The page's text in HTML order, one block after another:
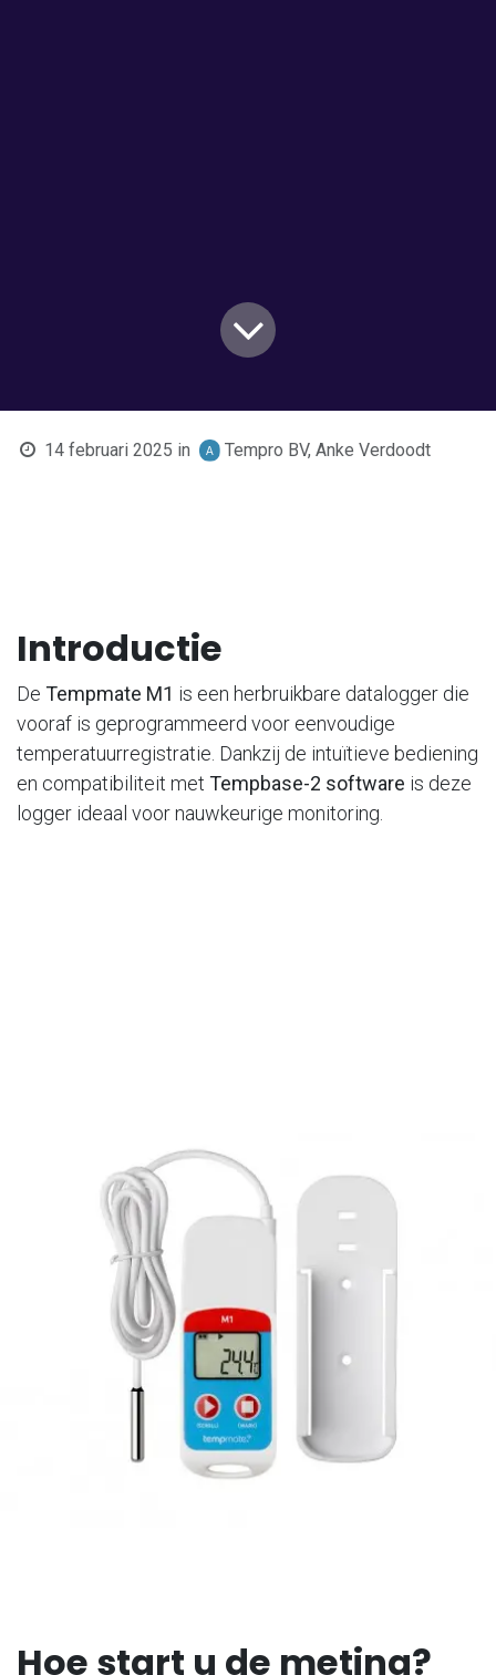
14 februari 2025 in Tempro BV, Anke Verdoodt
Introductie
De Tempmate M1 is een herbruikbare datalogger die
vooraf is geprogrammeerd voor eenvoudige
temperatuurregistratie. Dankzij de intuïtieve bediening
en compatibiliteit met Tempbase-2 software is deze
logger ideaal voor nauwkeurige monitoring.
Hoe start u de meting?